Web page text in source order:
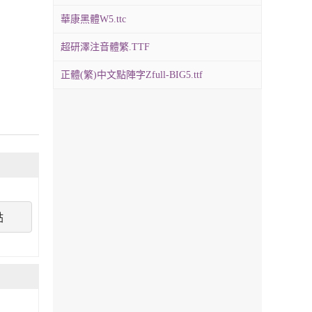
華康黑體W5.ttc
超研澤注音體繁.TTF
正體(繁)中文點陣字Zfull-BIG5.ttf